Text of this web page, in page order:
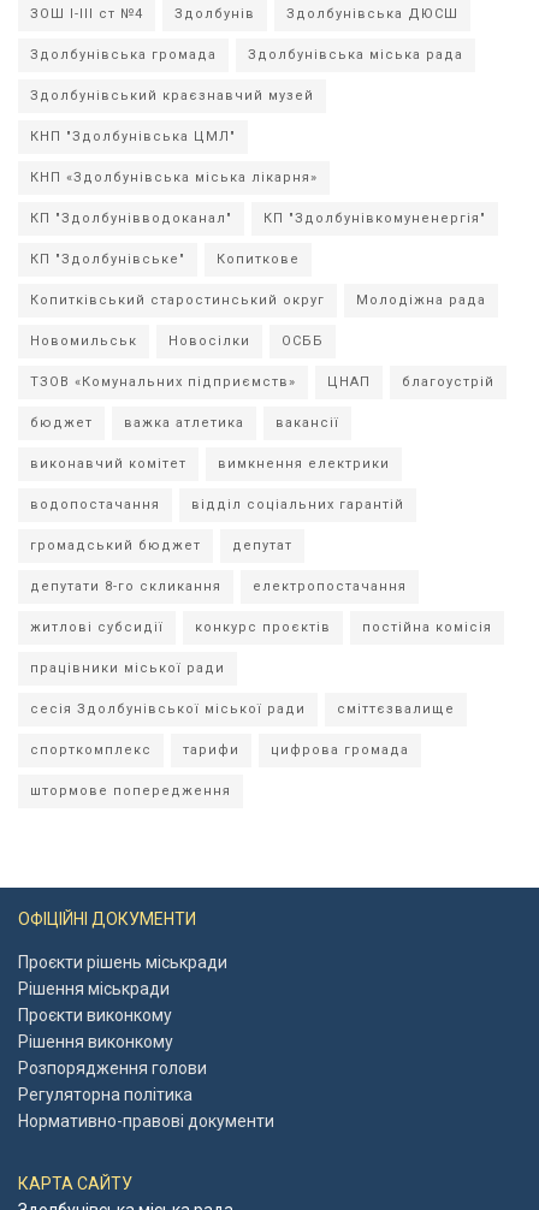
ЗОШ І-ІІІ ст №4 Здолбунів Здолбунівська ДЮСШ
Здолбунівська громада Здолбунівська міська рада
Здолбунівський краєзнавчий музей
КНП "Здолбунівська ЦМЛ"
КНП «Здолбунівська міська лікарня»
КП "Здолбунівводоканал" КП "Здолбунівкомуненергія"
КП "Здолбунівське" Копиткове
Копитківський старостинський округ Молодіжна рада
Новомильськ Новосілки ОСББ
ТЗОВ «Комунальних підприємств» ЦНАП благоустрій
бюджет важка атлетика вакансії
виконавчий комітет вимкнення електрики
водопостачання відділ соціальних гарантій
громадський бюджет депутат
депутати 8-го скликання електропостачання
житлові субсидії конкурс проєктів постійна комісія
працівники міської ради
сесія Здолбунівської міської ради сміттєзвалище
спорткомплекс тарифи цифрова громада
штормове попередження
ОФІЦІЙНІ ДОКУМЕНТИ
Проєкти рішень міськради
Рішення міськради
Проєкти виконкому
Рішення виконкому
Розпорядження голови
Регуляторна політика
Нормативно-правові документи
КАРТА САЙТУ